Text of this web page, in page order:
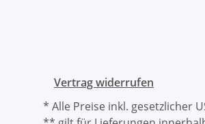
Vertrag widerrufen
* Alle Preise inkl. gesetzlicher